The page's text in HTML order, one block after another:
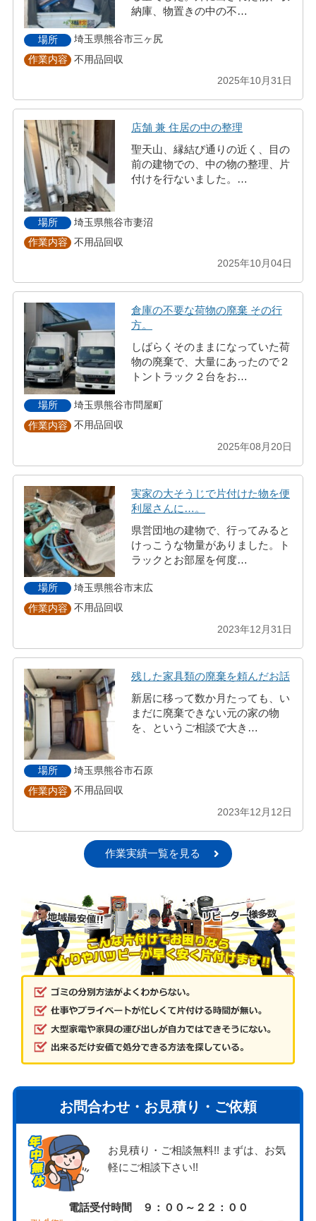
納庫、物置きの中の不…
場所
埼玉県熊谷市三ヶ尻
作業内容
不用品回収
2025年10月31日
店舗 兼 住居の中の整理
聖天山、縁結び通りの近く、目の
前の建物での、中の物の整理、片
付けを行ないました。…
場所
埼玉県熊谷市妻沼
作業内容
不用品回収
2025年10月04日
倉庫の不要な荷物の廃棄 その行
方。
しばらくそのままになっていた荷
物の廃棄で、大量にあったので２
トントラック２台をお…
場所
埼玉県熊谷市問屋町
作業内容
不用品回収
2025年08月20日
実家の大そうじで片付けた物を便
利屋さんに…。
県営団地の建物で、行ってみると
けっこうな物量がありました。ト
ラックとお部屋を何度…
場所
埼玉県熊谷市末広
作業内容
不用品回収
2023年12月31日
残した家具類の廃棄を頼んだお話
新居に移って数か月たっても、い
まだに廃棄できない元の家の物
を、というご相談で大き…
場所
埼玉県熊谷市石原
作業内容
不用品回収
2023年12月12日
作業実績一覧を見る
お問合わせ・お見積り・ご依頼
お見積り・ご相談無料!! まずは、お気
軽にご相談下さい!!
電話受付時間 ９：００～２２：００